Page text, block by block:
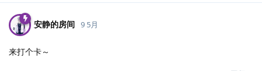
安静的房间 9 5月
来打个卡～